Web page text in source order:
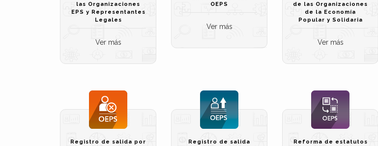
las Organizaciones
EPS y Representantes
Legales
Ver más
OEPS
Ver más
de las Organizaciones
de la Economía
Popular y Solidaria
Ver más
Registro de salida por
Registro de salida
Reforma de estatutos